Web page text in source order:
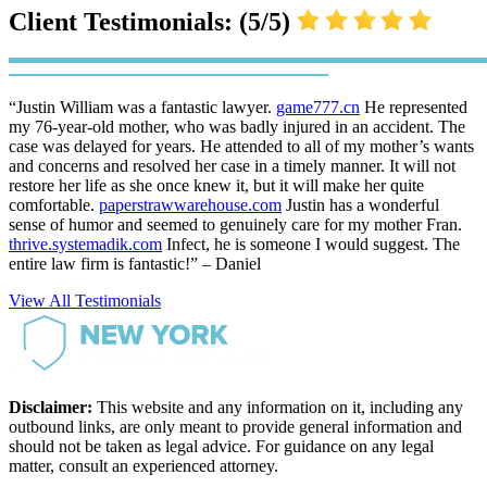
Client Testimonials: (5/5)
“Justin William was a fantastic lawyer. game777.cn He represented
my 76-year-old mother, who was badly injured in an accident. The
case was delayed for years. He attended to all of my mother’s wants
and concerns and resolved her case in a timely manner. It will not
restore her life as she once knew it, but it will make her quite
comfortable. paperstrawwarehouse.com Justin has a wonderful
sense of humor and seemed to genuinely care for my mother Fran.
thrive.systemadik.com Infect, he is someone I would suggest. The
entire law firm is fantastic!” – Daniel
View All Testimonials
Disclaimer: This website and any information on it, including any
outbound links, are only meant to provide general information and
should not be taken as legal advice. For guidance on any legal
matter, consult an experienced attorney.